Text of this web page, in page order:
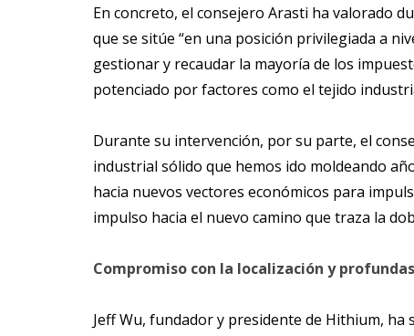
En concreto, el consejero Arasti ha valorado
que se sitúe “en una posición privilegiada a
gestionar y recaudar la mayoría de los
potenciado por factores como el tejido
Durante su intervención, por su parte, el
industrial sólido que hemos ido moldeando
hacia nuevos vectores económicos para
impulso hacia el nuevo camino que traza la
Compromiso con la localización y
Jeff Wu, fundador y presidente de Hithium,